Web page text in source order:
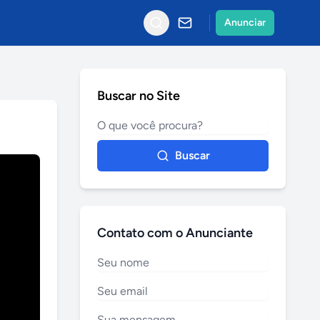
Anunciar
Buscar no Site
Buscar
Contato com o Anunciante